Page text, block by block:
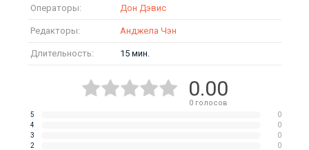
Операторы: Дон Дэвис
Редакторы: Анджела Чэн
Длительность: 15 мин.
0.00
0голосов
5
0
4
0
3
0
2
0